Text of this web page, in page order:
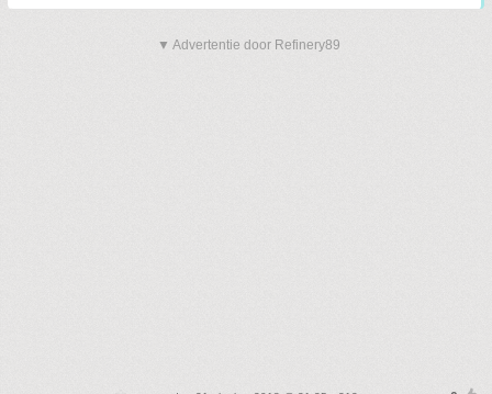
▼ Advertentie door Refinery89